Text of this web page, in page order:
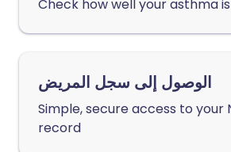
Check how well your asthma
الوصول إلى سجل المريض
Simple, secure access to your
record